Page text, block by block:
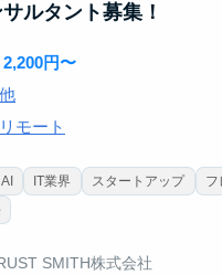
ルタント募集！
2,200円〜
モート
IT業界 スタートアップ
フ
SMITH株式会社